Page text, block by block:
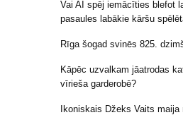
Vai AI spēj iemācīties blefot
pasaules labākie kāršu
Rīga šogad svinēs 825.
Kāpēc uzvalkam jāatrodas
vīrieša garderobē?
Ikoniskais Džeks Vaits